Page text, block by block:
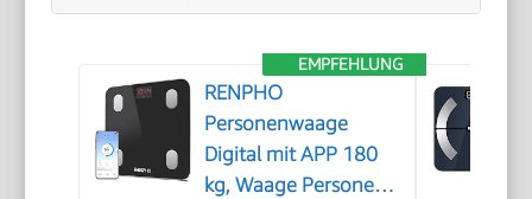
EMPFEHLUNG
RENPHO
Personenwaage
Digital mit APP 180
kg, Waage Personen